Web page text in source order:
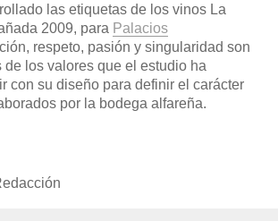
las etiquetas de los vinos La
2009, para Palacios
respeto, pasión y singularidad son
de los valores que el estudio ha
con su diseño para definir el carácter
por la bodega alfareña.
www.experimenta.es/author/redaccion/